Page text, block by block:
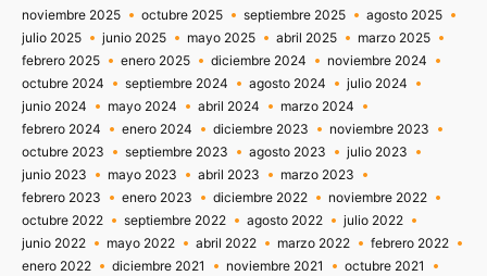
noviembre 2025
octubre 2025 septiembre 2025
agosto 2025
julio 2025
junio 2025 mayo 2025 abril 2025
marzo 2025
febrero 2025
enero 2025 diciembre 2024
noviembre 2024
octubre 2024
septiembre 2024 agosto 2024
julio 2024
junio 2024
mayo 2024 abril 2024
marzo 2024
febrero 2024
enero 2024 diciembre 2023
noviembre 2023
octubre 2023
septiembre 2023 agosto 2023
julio 2023
junio 2023
mayo 2023 abril 2023
marzo 2023
febrero 2023
enero 2023 diciembre 2022
noviembre 2022
octubre 2022
septiembre 2022 agosto 2022
julio 2022
junio 2022
mayo 2022 abril 2022 marzo 2022
febrero 2022
enero 2022
diciembre 2021 noviembre 2021
octubre 2021